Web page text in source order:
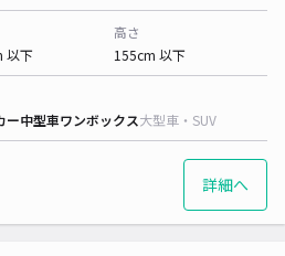
以下
高さ
155cm 以下
ー中型車ワンボックス大型車・SUV
詳細へ